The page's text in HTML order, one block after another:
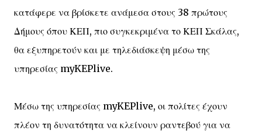
κατάφερε να βρίσκετε ανάμεσα στους 38 πρώτους
Δήμους όπου ΚΕΠ, πιο συγκεκριμένα το ΚΕΠ Σκάλας,
θα εξυπηρετούν και με τηλεδιάσκεψη μέσω της
υπηρεσίας myKEPlive.
Μέσω της υπηρεσίας myKEPlive, οι πολίτες έχουν
πλέον τη δυνατότητα να κλείνουν ραντεβού για να